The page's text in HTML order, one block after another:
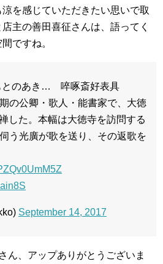
を感じていただきたい思いで取
主の善田喜征さんは、語ってく
ですね。
とのあき… 啐啄斎好表具
の公卿・歌人・能書家で、大徳
した。本幅は大徳寺を訪問する
う光廣が歌を送り、その返歌を
September 14, 2017
ん、アップありがとうございま